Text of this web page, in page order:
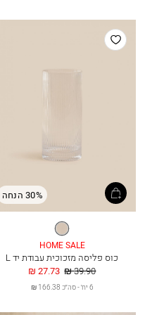
הוסף
למועדפים
30% הנחה
שקוף
HOME SALE
כוס פליסה מזכוכית עבודת יד L
החל
27.73 ₪ מחיר
39.90 ₪
6 יח׳ - סה״כ 166.38 ₪